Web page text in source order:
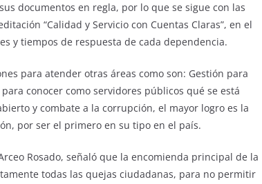
documentos en regla, por lo que se sigue con las
“Calidad y Servicio con Cuentas Claras”, en el
y tiempos de respuesta de cada dependencia.
para atender otras áreas como son: Gestión para
conocer como servidores públicos qué se está
y combate a la corrupción, el mayor logro es la
por ser el primero en su tipo en el país.
Rosado, señaló que la encomienda principal de la
todas las quejas ciudadanas, para no permitir